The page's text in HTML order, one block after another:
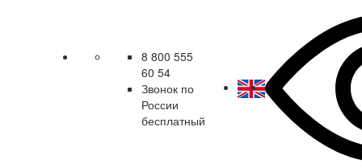
8 800 555
60 54
Звонок по
России
бесплатный